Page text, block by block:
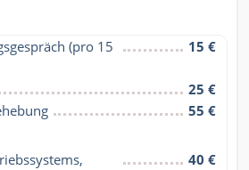
(pro 15
15 €
25 €
55 €
40 €